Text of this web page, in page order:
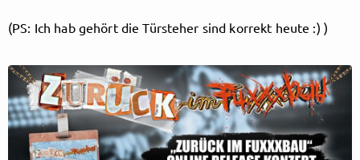
getnext to Antifuchs
Follow Antifuchs here!
(PS: Ich hab gehört die Türsteher sind korrekt heute :) )